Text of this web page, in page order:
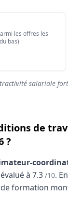
/
(Déciles)
rémunérés)
rémunérés)
/
les offres les
bas)
salariale
de
?
à 7.3 /10. En
formation